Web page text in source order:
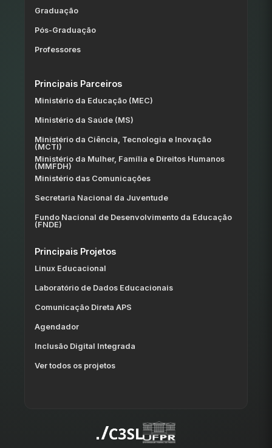
Graduação
Pós-Graduação
Professores
Principais Parceiros
Ministério da Educação (MEC)
Ministério da Saúde (MS)
Ministério da Ciência, Tecnologia e Inovação
(MCTI)
Ministério da Mulher, Família e Direitos Humanos
(MMFDH)
Ministério das Comunicações
Secretaria Nacional da Juventude
Fundo Nacional de Desenvolvimento da Educação
(FNDE)
Principais Projetos
Linux Educacional
Laboratório de Dados Educacionais
Comunicação Direta APS
Agendador
Inclusão Digital Integrada
Ver todos os projetos